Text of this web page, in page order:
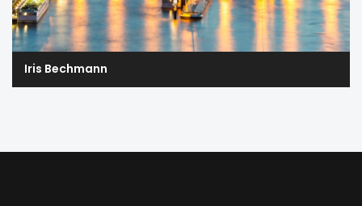
Iris Bechmann